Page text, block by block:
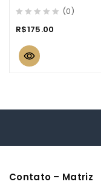
out
5
(0)
R$175.00
Contato – Matriz